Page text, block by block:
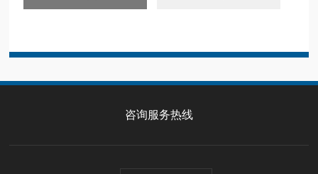
咨询服务热线